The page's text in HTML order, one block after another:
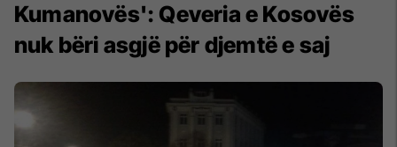
Kumanovës': Qeveria e Kosovës
nuk bëri asgjë për djemtë e saj